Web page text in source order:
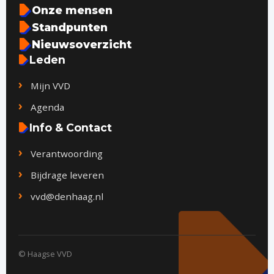
Onze mensen
Standpunten
Nieuwsoverzicht
Leden
Mijn VVD
Agenda
Info & Contact
Verantwoording
Bijdrage leveren
vvd@denhaag.nl
© Haagse VVD